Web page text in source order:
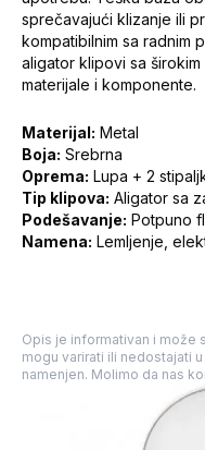
sprečavajući klizanje ili
kompatibilnim sa radnim
aligator klipovi sa
materijale i komponente.
Materijal: Metal
Boja: Srebrna
Oprema: Lupa + 2
Tip klipova: Aligator sa
Podešavanje: Potpuno
Namena: Lemljenje,
Opis je informativan i može
mogu varirati ili nedostajati
namenjen. Molimo da nas